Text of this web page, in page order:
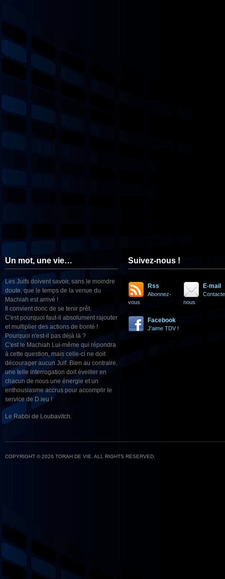
Un mot, une vie…
Les Juifs doivent savoir, sans le moindre
doute, que le temps de la venue du
Machiah est arrivé !
Il convient donc de se tenir prêt.
C'est pourquoi faut-il absolument rajouter
et multiplier des actions de bonté !
Pourquoi n'est-il pas déjà là ?
C'est le Machiah Lui-même qui répondra
à cette question, mais celle-ci ne doit
décourager aucun Juif. Bien au contraire,
une telle interrogation doit éveiller en
chacun de nous une énergie et un
enthousiasme accrus pour accomplir le
service de D.ieu !
Le Rabbi de Loubavitch.
Suivez-nous !
Rss
Abonnez-
vous
E-mail
nous
Facebook
J'aime TDV !
COPYRIGHT © 2026 TORAH DE VIE. ALL RIGHTS RESERVED.